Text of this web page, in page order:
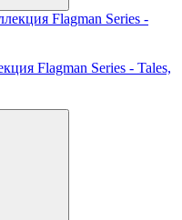
Flagman Series - Tales,